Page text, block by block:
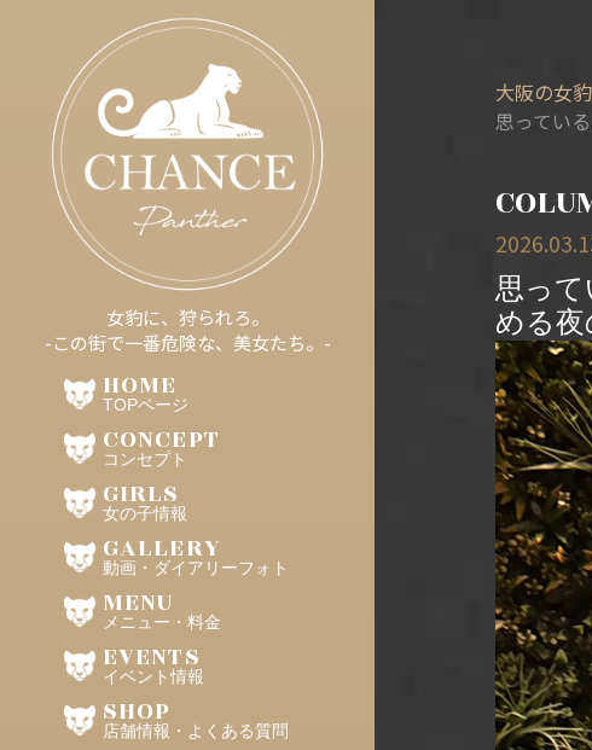
女豹に、狩られろ。
-この街で一番危険な、美女たち。-
HOME
TOPページ
CONCEPT
コンセプト
GIRLS
女の子情報
GALLERY
動画・ダイアリーフォト
MENU
メニュー・料金
EVENTS
イベント情報
SHOP
店舗情報・よくある質問
大阪の女
思ってい
思っ
める